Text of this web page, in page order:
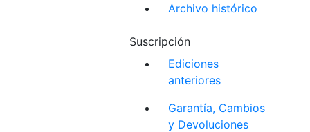
Archivo histórico
Suscripción
Ediciones
anteriores
Garantía, Cambios
y Devoluciones